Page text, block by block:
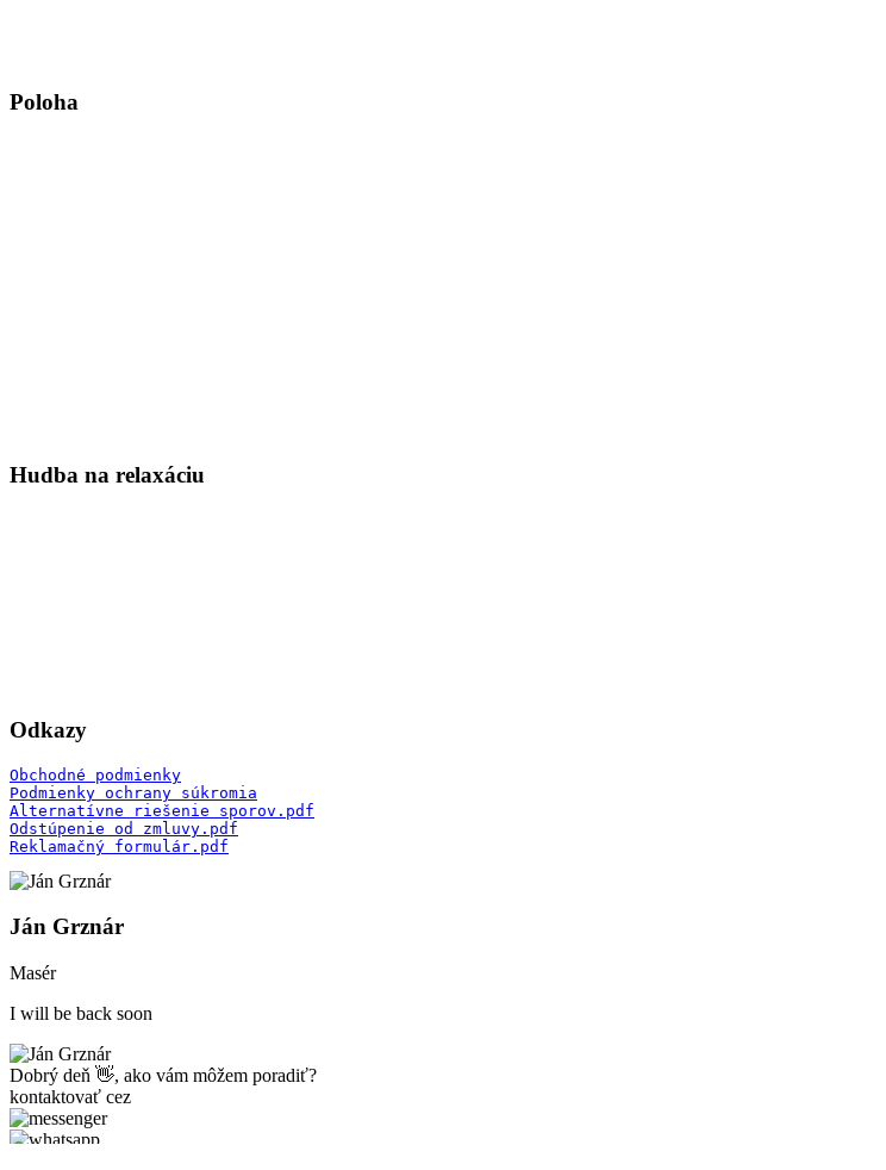
Poloha
Hudba na relaxáciu
Odkazy
Obchodné podmienky
Podmienky ochrany súkromia
Alternatívne riešenie sporov.pdf
Odstúpenie od zmluvy.pdf
Reklamačný formulár.pdf
Ján Grznár
Masér
I will be back soon
Dobrý deň 👋, ako vám môžem poradiť?
kontaktovať cez